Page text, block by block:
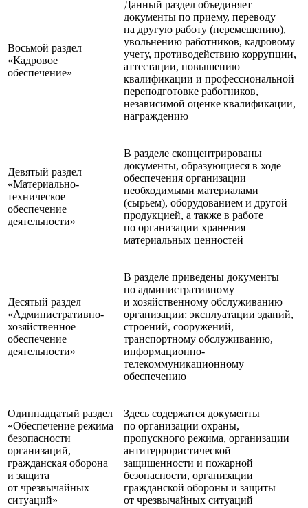
Восьмой раздел
«Кадровое
обеспечение»
Данный раздел объединяет
документы по приему, переводу
на другую работу (перемещению),
увольнению работников, кадровому
учету, противодействию коррупции,
аттестации, повышению
квалификации и профессиональной
переподготовке работников,
независимой оценке квалификации,
награждению
Девятый раздел
«Материально-
техническое
обеспечение
деятельности»
В разделе сконцентрированы
документы, образующиеся в ходе
обеспечения организации
необходимыми материалами
(сырьем), оборудованием и другой
продукцией, а также в работе
по организации хранения
материальных ценностей
Десятый раздел
«Административно-
хозяйственное
обеспечение
деятельности»
В разделе приведены документы
по административному
и хозяйственному обслуживанию
организации: эксплуатации зданий,
строений, сооружений,
транспортному обслуживанию,
информационно-
телекоммуникационному
обеспечению
Одиннадцатый раздел
«Обеспечение режима
безопасности
организаций,
гражданская оборона
и защита
от чрезвычайных
ситуаций»
Здесь содержатся документы
по организации охраны,
пропускного режима, организации
антитеррористической
защищенности и пожарной
безопасности, организации
гражданской обороны и защиты
от чрезвычайных ситуаций